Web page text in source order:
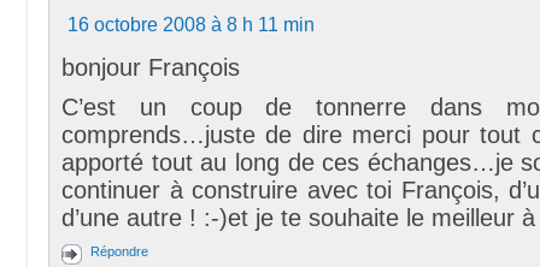
16 octobre 2008 à 8 h 11 min
bonjour François
C’est un coup de tonnerre dans
comprends…juste de dire merci pour tout
apporté tout au long de ces échanges…je
continuer à construire avec toi François,
d’une autre ! :-)et je te souhaite le meilleur
Répondre